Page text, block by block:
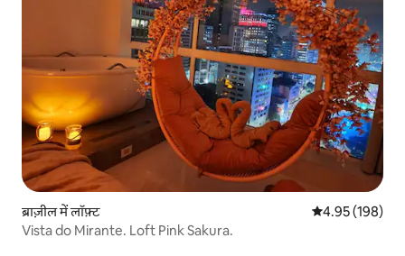
ब्राज़ील में लॉफ़्ट औसत रेटिंग 5 में से
4.95 (198)
Vista do Mirante. Loft Pink Sakura.